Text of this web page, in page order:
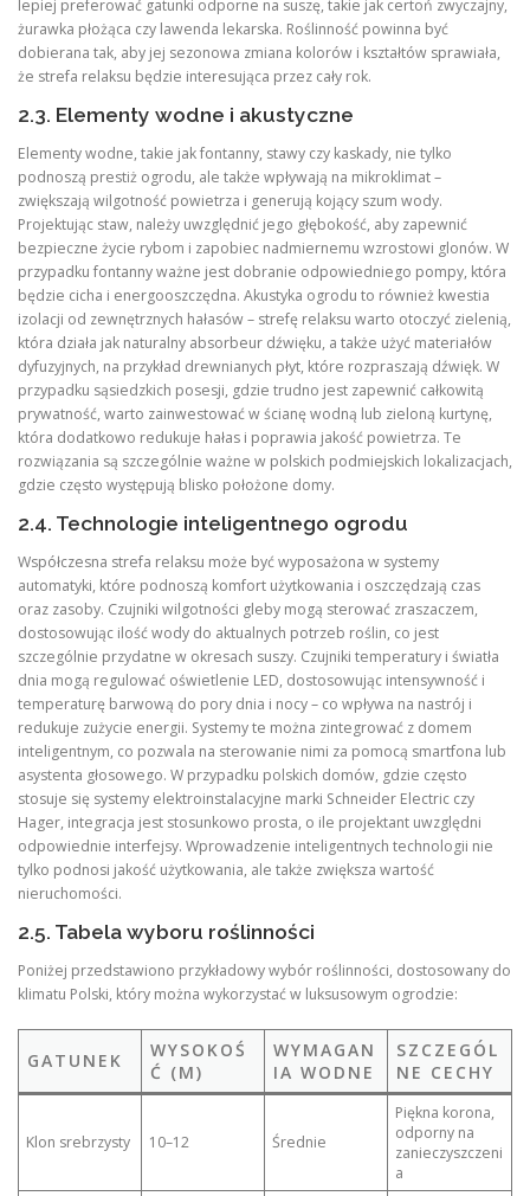
lepiej preferować gatunki odporne na suszę, takie jak certoń zwyczajny,
żurawka płożąca czy lawenda lekarska. Roślinność powinna być
dobierana tak, aby jej sezonowa zmiana kolorów i kształtów sprawiała,
że strefa relaksu będzie interesująca przez cały rok.
2.3. Elementy wodne i akustyczne
Elementy wodne, takie jak fontanny, stawy czy kaskady, nie tylko
podnoszą prestiż ogrodu, ale także wpływają na mikroklimat –
zwiększają wilgotność powietrza i generują kojący szum wody.
Projektując staw, należy uwzględnić jego głębokość, aby zapewnić
bezpieczne życie rybom i zapobiec nadmiernemu wzrostowi glonów. W
przypadku fontanny ważne jest dobranie odpowiedniego pompy, która
będzie cicha i energooszczędna. Akustyka ogrodu to również kwestia
izolacji od zewnętrznych hałasów – strefę relaksu warto otoczyć zielenią,
która działa jak naturalny absorbeur dźwięku, a także użyć materiałów
dyfuzyjnych, na przykład drewnianych płyt, które rozpraszają dźwięk. W
przypadku sąsiedzkich posesji, gdzie trudno jest zapewnić całkowitą
prywatność, warto zainwestować w ścianę wodną lub zieloną kurtynę,
która dodatkowo redukuje hałas i poprawia jakość powietrza. Te
rozwiązania są szczególnie ważne w polskich podmiejskich lokalizacjach,
gdzie często występują blisko położone domy.
2.4. Technologie inteligentnego ogrodu
Współczesna strefa relaksu może być wyposażona w systemy
automatyki, które podnoszą komfort użytkowania i oszczędzają czas
oraz zasoby. Czujniki wilgotności gleby mogą sterować zraszaczem,
dostosowując ilość wody do aktualnych potrzeb roślin, co jest
szczególnie przydatne w okresach suszy. Czujniki temperatury i światła
dnia mogą regulować oświetlenie LED, dostosowując intensywność i
temperaturę barwową do pory dnia i nocy – co wpływa na nastrój i
redukuje zużycie energii. Systemy te można zintegrować z domem
inteligentnym, co pozwala na sterowanie nimi za pomocą smartfona lub
asystenta głosowego. W przypadku polskich domów, gdzie często
stosuje się systemy elektroinstalacyjne marki Schneider Electric czy
Hager, integracja jest stosunkowo prosta, o ile projektant uwzględni
odpowiednie interfejsy. Wprowadzenie inteligentnych technologii nie
tylko podnosi jakość użytkowania, ale także zwiększa wartość
nieruchomości.
2.5. Tabela wyboru roślinności
Poniżej przedstawiono przykładowy wybór roślinności, dostosowany do
klimatu Polski, który można wykorzystać w luksusowym ogrodzie:
GATUNEK
WYSOKOŚ
Ć (M)
WYMAGAN
IA WODNE
SZCZEGÓL
NE CECHY
Klon srebrzysty 10–12 Średnie
Piękna korona,
odporny na
zanieczyszczeni
a